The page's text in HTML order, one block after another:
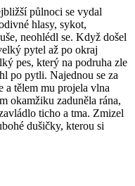
půlnoci se vydal
hlasy, sykot,
neohlédl se. Když došel
pytel až po okraj
pes, který na podruha zle
po pytli. Najednou se za
tělem mu projela vlna
okamžiku zaduněla rána,
ticho a tma. Zmizel
dušičky, kterou si